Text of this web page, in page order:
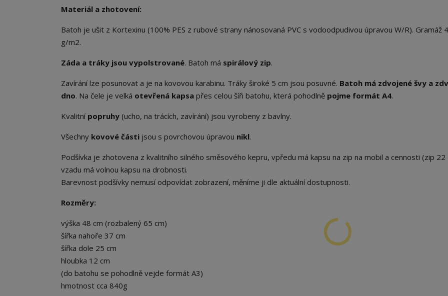
Materiál a zhotovení:
Batoh je ušit z Kortexinu (100% PES z rubové strany nánosovaná PVC s vodoodpudivou úpravou W/R). Gramáž
g/m2.
Záda a tráky jsou vypolstrované. Batoh má spirálový zip.
Zavírání lze posunovat a je na kovovou karabinu. Tráky široké 5 cm jsou posuvné. Batoh má zdvojené švy a
dno. Na čele je velká otevřená kapsa přes celou šíři batohu, která pohodlně pojme formát A4.
Kvalitní popruhy (ucho, na trácích, zavírání) jsou vyrobeny z bavlny.
Všechny kovové části jsou s povrchovou úpravou nikl.
Podšívka je zhotovena z kvalitního silného směsového kepru, vpředu má kapsu na zip na mobil a cennosti (zip 22
vzadu má volnou kapsu na drobnosti.
Barevnost podšívky nemusí odpovídat zobrazení, měníme ji dle aktuální dostupnosti.
Rozměry:
výška 48 cm (rozbalený 65 cm)
šířka nahoře 37 cm
šířka dole 25 cm
hloubka 12 cm
(do batohu se pohodlně vejde formát A3)
hmotnost cca 840g